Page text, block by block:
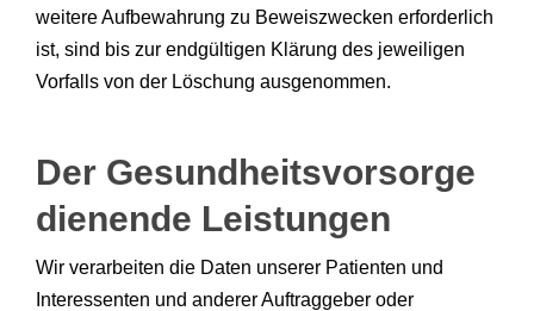
weitere Aufbewahrung zu Beweiszwecken erforderlich
ist, sind bis zur endgültigen Klärung des jeweiligen
Vorfalls von der Löschung ausgenommen.
Der Gesundheitsvorsorge
dienende Leistungen
Wir verarbeiten die Daten unserer Patienten und
Interessenten und anderer Auftraggeber oder